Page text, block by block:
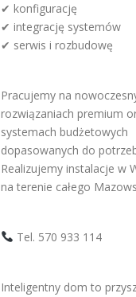
✔ konfigurację
✔ integrację systemów
✔ serwis i rozbudowę
Pracujemy na
rozwiązaniach premium
systemach budżetowych
dopasowanych do
Realizujemy instalacje w
na terenie całego
Tel. 570 933 114
Inteligentny dom to